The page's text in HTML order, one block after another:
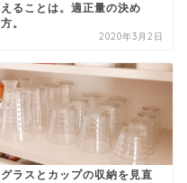
えることは。適正量の決め
方。
2020年3月2日
グラスとカップの収納を見直